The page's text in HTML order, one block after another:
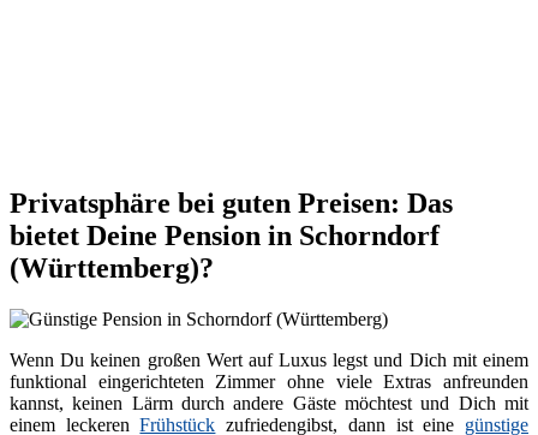
Privatsphäre bei guten Preisen: Das
bietet Deine Pension in Schorndorf
(Württemberg)?
Wenn Du keinen großen Wert auf Luxus legst und Dich mit einem
funktional eingerichteten Zimmer ohne viele Extras anfreunden
kannst, keinen Lärm durch andere Gäste möchtest und Dich mit
einem leckerenFrühstück zufriedengibst, dann ist eine günstige